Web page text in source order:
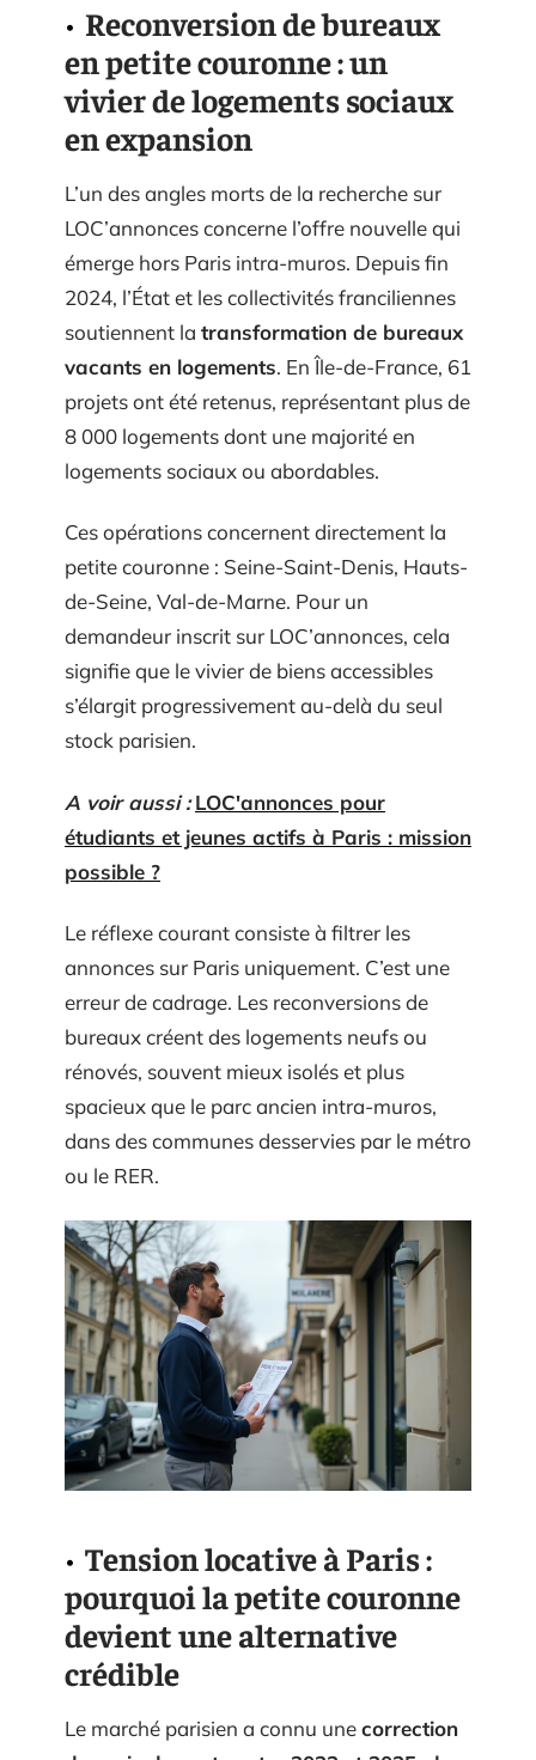
Reconversion de bureaux
en petite couronne : un
vivier de logements sociaux
en expansion
L’un des angles morts de la recherche sur
LOC’annonces concerne l’offre nouvelle qui
émerge hors Paris intra-muros. Depuis fin
2024, l’État et les collectivités franciliennes
soutiennent la transformation de bureaux
vacants en logements. En Île-de-France, 61
projets ont été retenus, représentant plus de
8 000 logements dont une majorité en
logements sociaux ou abordables.
Ces opérations concernent directement la
petite couronne : Seine-Saint-Denis, Hauts-
de-Seine, Val-de-Marne. Pour un
demandeur inscrit sur LOC’annonces, cela
signifie que le vivier de biens accessibles
s’élargit progressivement au-delà du seul
stock parisien.
A voir aussi : LOC'annonces pour
étudiants et jeunes actifs à Paris : mission
possible ?
Le réflexe courant consiste à filtrer les
annonces sur Paris uniquement. C’est une
erreur de cadrage. Les reconversions de
bureaux créent des logements neufs ou
rénovés, souvent mieux isolés et plus
spacieux que le parc ancien intra-muros,
dans des communes desservies par le métro
ou le RER.
Tension locative à Paris :
pourquoi la petite couronne
devient une alternative
crédible
Le marché parisien a connu unecorrection